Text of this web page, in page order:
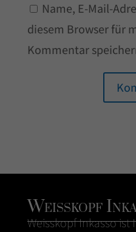
Name, E-Mail-
diesem Browser für
Kommentar
Weisskopf
WeisskopfInkassoist